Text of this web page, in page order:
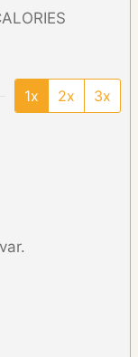
1x 2x 3x